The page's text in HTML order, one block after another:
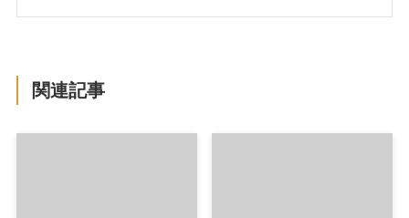
関連記事